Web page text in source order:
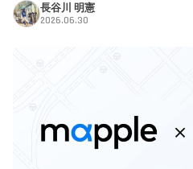
長谷川 明憲
2026.06.30